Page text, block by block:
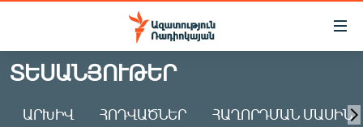
Մատչելիության
Անցնել
հիմնական
Անցնել
ԱԶԱՏՈՒԹՅՈՒՆ TV
ՀԱՅԱՍՏԱՆ
ՏԵՍԱՆՅՈՒԹԵՐ
ԱՐԽԻՎ ՀՈԴՎԱԾՆԵՐ ՀԱՂՈՐԴՄԱՆ ՄԱՍԻՆ